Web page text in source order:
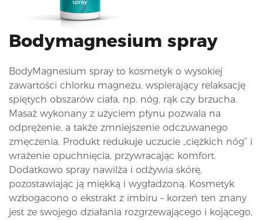
Bodymagnesium spray
BodyMagnesium spray to kosmetyk o wysokiej
zawartości chlorku magnezu, wspierający relaksację
spiętych obszarów ciała, np. nóg, rąk czy brzucha.
Masaż wykonany z użyciem płynu pozwala na
odprężenie, a także zmniejszenie odczuwanego
zmęczenia. Produkt redukuje uczucie „ciężkich nóg” i
wrażenie opuchnięcia, przywracając komfort.
Dodatkowo spray nawilża i odżywia skórę,
pozostawiając ją miękką i wygładzoną. Kosmetyk
wzbogacono o ekstrakt z imbiru – korzeń ten znany
jest ze swojego działania rozgrzewającego i kojącego,